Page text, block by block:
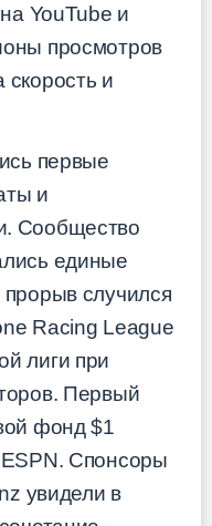
YouTube и
просмотров
и
первые
и
Сообщество
единые
случился
Racing League
лиги при
Первый
фонд $1
Спонсоры
увидели в